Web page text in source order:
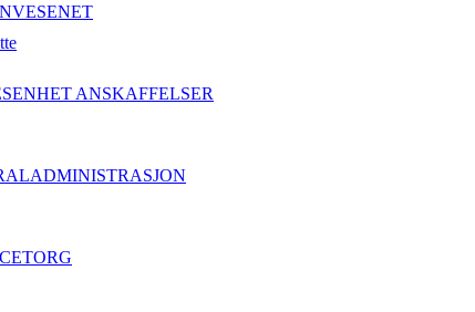
ANSKAFFELSER